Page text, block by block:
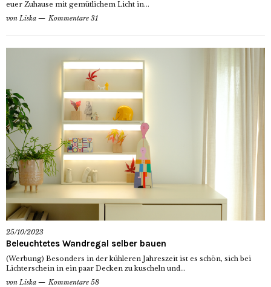
euer Zuhause mit gemütlichem Licht in...
von Liska Kommentare 31
25/10/2023
Beleuchtetes Wandregal selber bauen
(Werbung) Besonders in der kühleren Jahreszeit ist es schön, sich bei
Lichterschein in ein paar Decken zu kuscheln und...
von Liska Kommentare 58